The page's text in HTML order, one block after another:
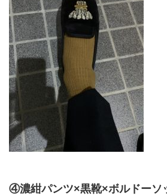
④濃紺パンツ×黒靴×ボルドーソ